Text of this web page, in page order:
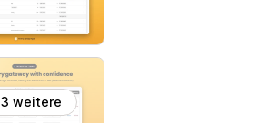
weitere